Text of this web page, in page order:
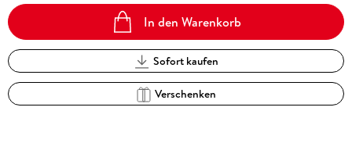
In den Warenkorb
Sofort kaufen
Verschenken